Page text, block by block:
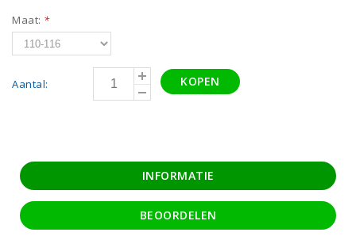
Maat: *
Aantal: KOPEN
INFORMATIE
BEOORDELEN